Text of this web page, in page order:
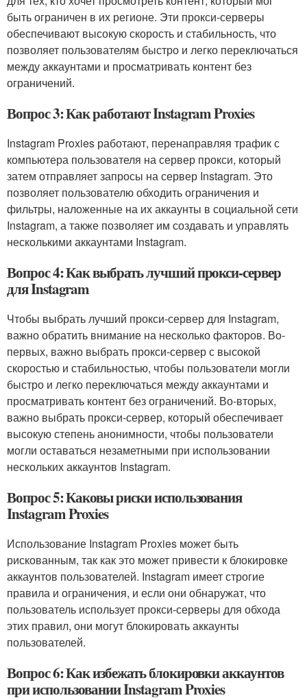
быть ограничен в их регионе. Эти прокси-серверы
обеспечивают высокую скорость и стабильность, что
позволяет пользователям быстро и легко переключаться
между аккаунтами и просматривать контент без
ограничений.
Вопрос 3: Как работают Instagram Proxies
Instagram Proxies работают, перенаправляя трафик с
компьютера пользователя на сервер прокси, который
затем отправляет запросы на сервер Instagram. Это
позволяет пользователю обходить ограничения и
фильтры, наложенные на их аккаунты в социальной сети
Instagram, а также позволяет им создавать и управлять
несколькими аккаунтами Instagram.
Вопрос 4: Как выбрать лучший прокси-сервер
для Instagram
Чтобы выбрать лучший прокси-сервер для Instagram,
важно обратить внимание на несколько факторов. Во-
первых, важно выбрать прокси-сервер с высокой
скоростью и стабильностью, чтобы пользователи могли
быстро и легко переключаться между аккаунтами и
просматривать контент без ограничений. Во-вторых,
важно выбрать прокси-сервер, который обеспечивает
высокую степень анонимности, чтобы пользователи
могли оставаться незаметными при использовании
нескольких аккаунтов Instagram.
Вопрос 5: Каковы риски использования
Instagram Proxies
Использование Instagram Proxies может быть
рискованным, так как это может привести к блокировке
аккаунтов пользователей. Instagram имеет строгие
правила и ограничения, и если они обнаружат, что
пользователь использует прокси-серверы для обхода
этих правил, они могут блокировать аккаунты
пользователей.
Вопрос 6: Как избежать блокировки аккаунтов
при использовании Instagram Proxies